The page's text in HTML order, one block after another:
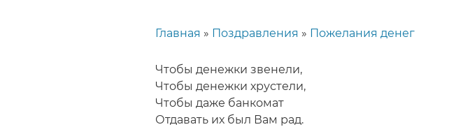
навигации
Главная Поздравления Пожелания денег
Чтобы денежки звенели,
Чтобы денежки хрустели,
Чтобы даже банкомат
Отдавать их был Вам рад.